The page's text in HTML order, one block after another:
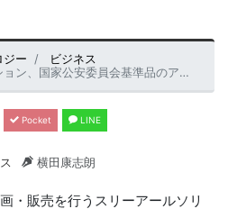
ジー
ビジネス
のアルコールチェッカーで12月からの飲酒検査の義務化に向けて対策を
Pocket LINE
横田康志朗
・販売を行うスリーアールソリ